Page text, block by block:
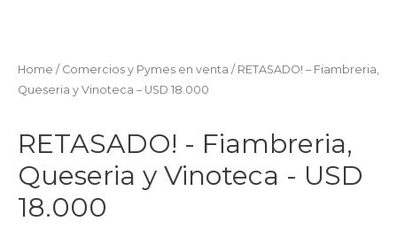
Home / Comercios y Pymes en venta / RETASADO! – Fiambreria,
Queseria y Vinoteca – USD 18.000
RETASADO! - Fiambreria,
Queseria y Vinoteca - USD
18.000